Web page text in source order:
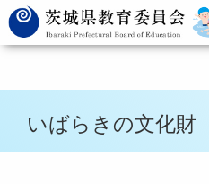
いばらきの文化財